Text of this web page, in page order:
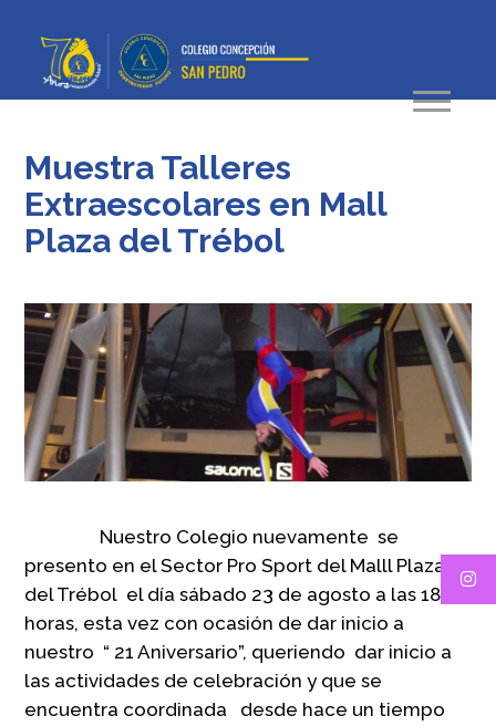
Muestra Talleres
Extraescolares en Mall
Plaza del Trébol
Nuestro Colegio nuevamente se
presento en el Sector Pro Sport del Malll Plaza
del Trébol el día sábado 23 de agosto a las 18:30
horas, esta vez con ocasión de dar inicio a
nuestro “ 21 Aniversario”, queriendo dar inicio a
las actividades de celebración y que se
encuentra coordinada desde hace un tiempo